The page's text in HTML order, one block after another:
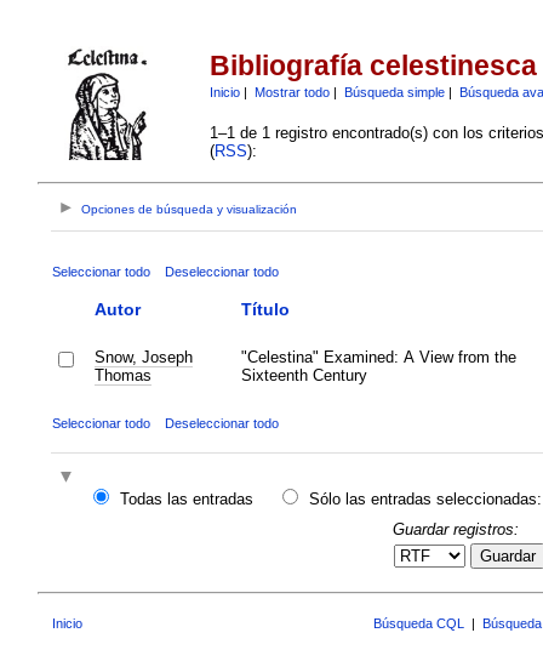
Bibliografía celestinesca
Inicio| Mostrar todo| Búsqueda simple| Búsqueda
1–1 de 1 registro encontrado(s) con los
(RSS):
Opciones de búsqueda y visualización
Seleccionar todo Deseleccionar todo
Autor Título
Snow, Joseph
Thomas
"Celestina" Examined: A View from the
Sixteenth Century
Seleccionar todo Deseleccionar todo
Todas las entradas
Sólo las entradas seleccionadas:
Guardar registros:
Guardar
Inicio Búsqueda CQL